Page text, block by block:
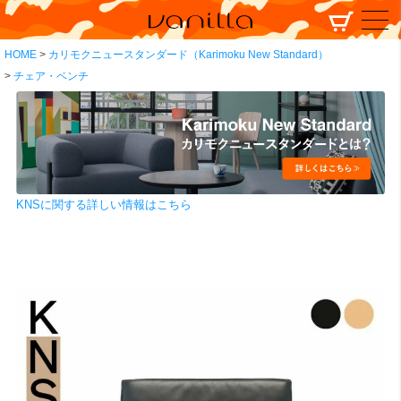
HOME
カリモクニュースタンダード（Karimoku New Standard）
チェア・ベンチ
KNSに関する詳しい情報はこちら